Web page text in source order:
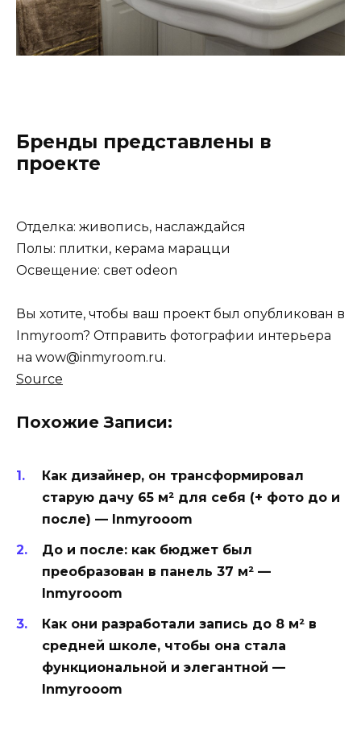
Бренды представлены в
проекте
Отделка: живопись, наслаждайся
Полы: плитки, керама марацци
Освещение: свет odeon
Вы хотите, чтобы ваш проект был опубликован в
Inmyroom? Отправить фотографии интерьера
на wow@inmyroom.ru.
Source
Похожие Записи:
Как дизайнер, он трансформировал
старую дачу 65 м² для себя (+ фото до и
после) — Inmyrooom
До и после: как бюджет был
преобразован в панель 37 м² —
Inmyrooom
Как они разработали запись до 8 м² в
средней школе, чтобы она стала
функциональной и элегантной —
Inmyrooom